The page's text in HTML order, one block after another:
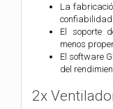
La
confiabilidad
El soporte
menos
El software
del
2x